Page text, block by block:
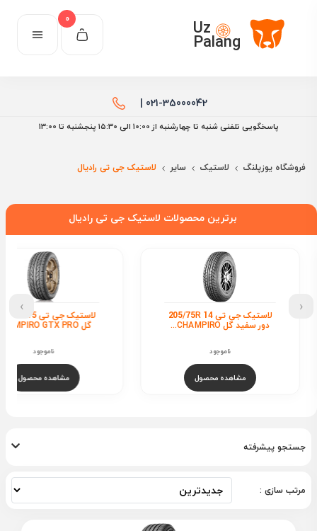
Uz
Palang
0
021-35000042 |
پاسخگویی تلفنی شنبه تا چهارشنبه از 10:00 الی ۱۵:30 پنجشنبه تا 13:00
فروشگاه یوزپلنگ لاستیک سایر لاستیک جی تی رادیال
برترین محصولات لاستیک جی تی رادیال
لاستیک جی تی 205/60R 15
گل CHAMPIRO GTX PRO
ناموجود
مشاهده محصول
گل CHAMPIRO HPY
ناموجود
مشاهده محصول
‹
›
جستجو پیشرفته
مرتب سازی :